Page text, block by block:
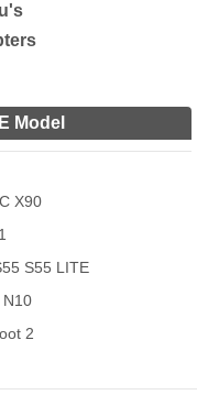
Model
X90
S55 LITE
N10
2